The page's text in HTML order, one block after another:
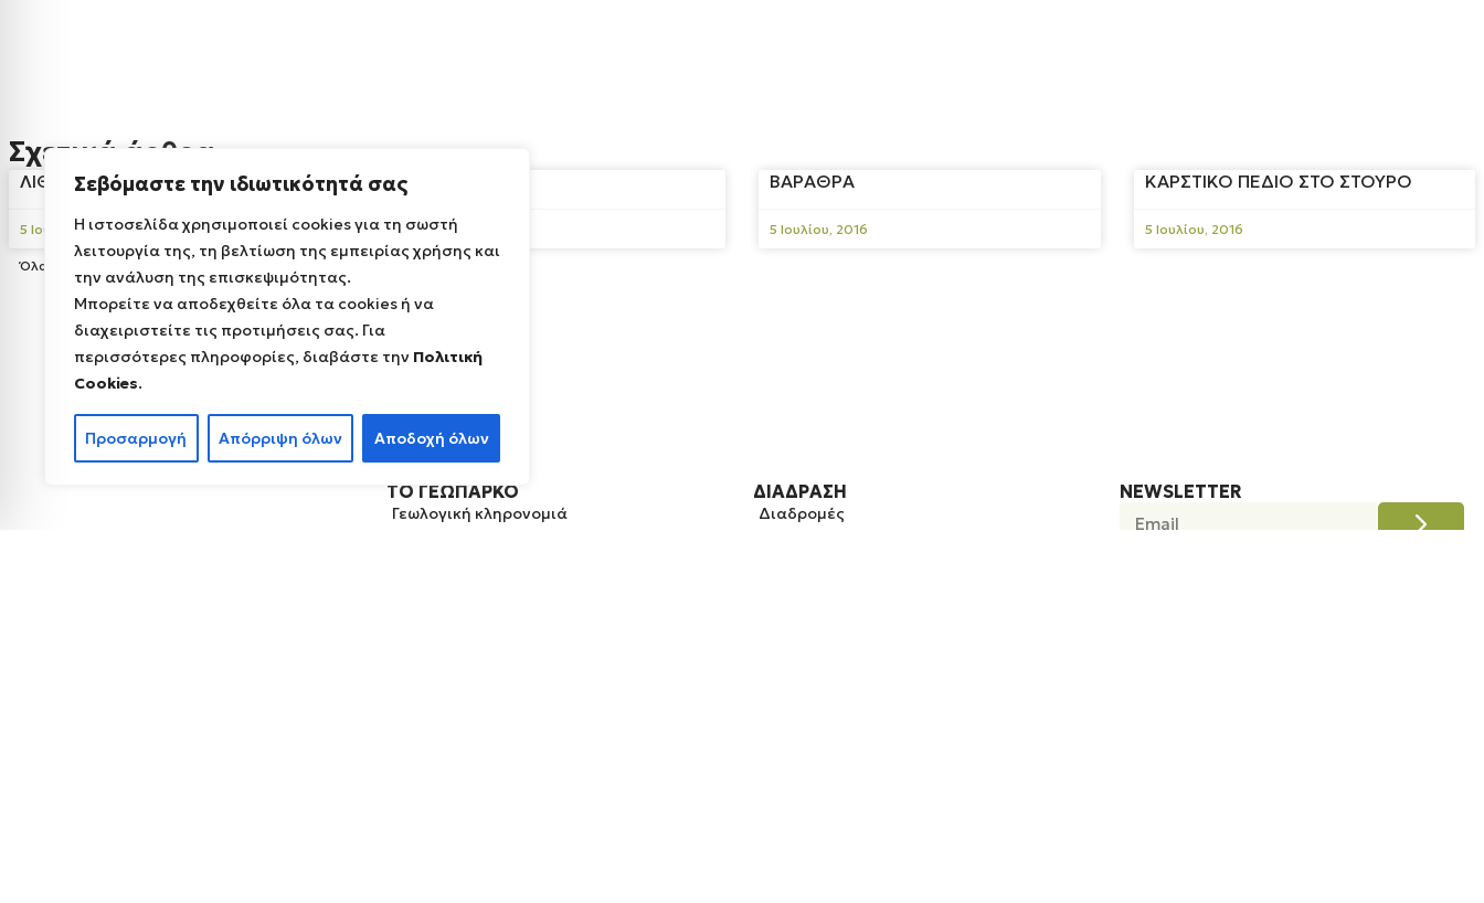
Σεβόμαστε την ιδιωτικότητά σας
Η ιστοσελίδα χρησιμοποιεί cookies για τη σωστή
λειτουργία της, τη βελτίωση της εμπειρίας χρήσης και
την ανάλυση της επισκεψιμότητας.
Μπορείτε να αποδεχθείτε όλα τα cookies ή να
διαχειριστείτε τις προτιμήσεις σας. Για
περισσότερες πληροφορίες, διαβάστε την Πολιτική
Cookies.
Προσαρμογή Απόρριψη όλων Αποδοχή όλων
Σχετικά άρθρα
ΛΙΘΩΝΑΣ
5 Ιουλίου, 2016
ΔΡΑΚΟΛΙΜΝΗ
5 Ιουλίου, 2016
ΒΑΡΑΘΡΑ
5 Ιουλίου, 2016
ΚΑΡΣΤΙΚΟ ΠΕΔΙΟ ΣΤΟ ΣΤΟΥΡΟ
5 Ιουλίου, 2016
Όλα από ΓΕΏΤΟΠΟΙ
ΤΟ ΓΕΩΠΆΡΚΟ
Γεωλογική κληρονομιά
ΔΙΆΔΡΑΣΗ
Διαδρομές
NEWSLETTER